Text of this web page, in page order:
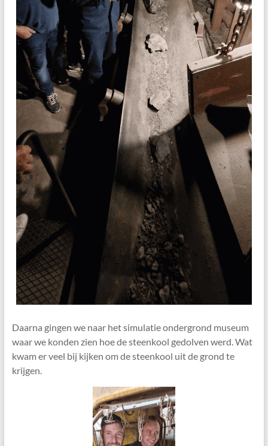
Daarna gingen we naar het simulatie ondergrond museum
waar we konden zien hoe de steenkool gedolven werd. Wat
kwam er veel bij kijken om de steenkool uit de grond te
krijgen.